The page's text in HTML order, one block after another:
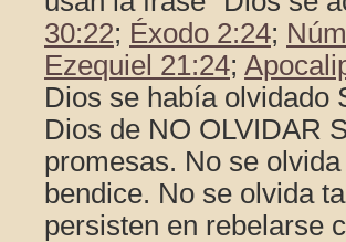
30:22; Éxodo 2:24;
Ezequiel 21:24;
Dios se había olvidado
Dios de NO OLVIDAR
promesas. No se
bendice. No se olvida
persisten en rebelarse